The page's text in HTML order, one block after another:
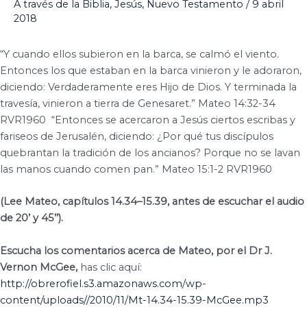
A través de la Biblia, Jesús, Nuevo Testamento / 9 abril
2018
“Y cuando ellos subieron en la barca, se calmó el viento.
Entonces los que estaban en la barca vinieron y le adoraron,
diciendo: Verdaderamente eres Hijo de Dios. Y terminada la
travesía, vinieron a tierra de Genesaret.” Mateo 14:32-34
RVR1960 “Entonces se acercaron a Jesús ciertos escribas y
fariseos de Jerusalén, diciendo: ¿Por qué tus discípulos
quebrantan la tradición de los ancianos? Porque no se lavan
las manos cuando comen pan.” Mateo 15:1-2 RVR1960
(Lee Mateo, capítulos 14.34–15.39, antes de escuchar el audio
de 20’ y 45’’).
Escucha los comentarios acerca de Mateo, por el Dr J.
Vernon McGee, has clic aquí:
http://obrerofiel.s3.amazonaws.com/wp-
content/uploads//2010/11/Mt-14.34-15.39-McGee.mp3